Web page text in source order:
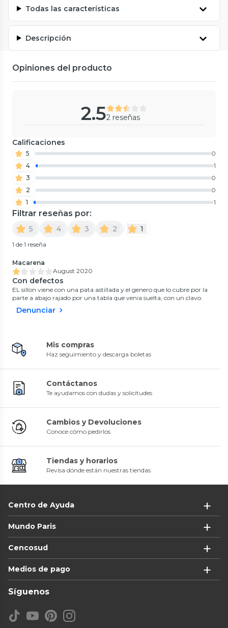
Todas las características
Descripción
Opiniones del producto
2.52 reseñas
Calificaciones
5
0
4
1
3
0
2
0
1
1
Filtrar reseñas por:
5 4 3 2 1
1 de 1 reseña
Macarena
August 2020
Con defectos
EL sillon viene con una pata astillada y el genero que lo cubre por la
parte a abajo rajado por una tabla que venia suelta, con un clavo.
Denunciar
Mis compras
Haz seguimiento y descarga boletas
Contáctanos
Te ayudamos con dudas y solicitudes
Cambios y Devoluciones
Conoce cómo pedirlos
Tiendas y horarios
Revisa dónde están nuestras tiendas
Centro de Ayuda
Mundo Paris
Cencosud
Medios de pago
Síguenos